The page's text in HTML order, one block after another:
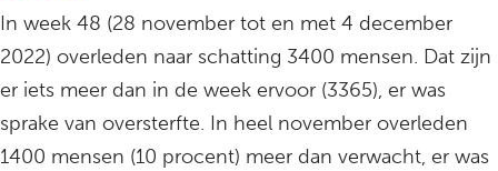
In week 48 (28 november tot en met 4 december
2022) overleden naar schatting 3400 mensen. Dat zijn
er iets meer dan in de week ervoor (3365), er was
sprake van oversterfte. In heel november overleden
1400 mensen (10 procent) meer dan verwacht, er was